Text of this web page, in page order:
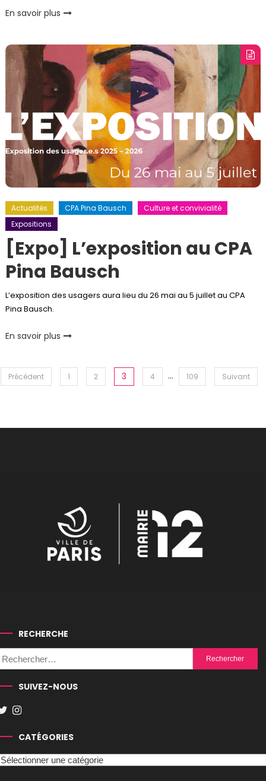
En savoir plus
Actualités CPA Pina Bausch
Culture et convivialité
Expositions
[Expo] L’exposition au CPA
Pina Bausch
L’exposition des usagers aura lieu du 26 mai au 5 juillet au CPA
Pina Bausch.
En savoir plus
Précédent 1 2 3 4 … 109 Suivant
RECHERCHE
Rechercher :
SUIVEZ-NOUS
CATÉGORIES